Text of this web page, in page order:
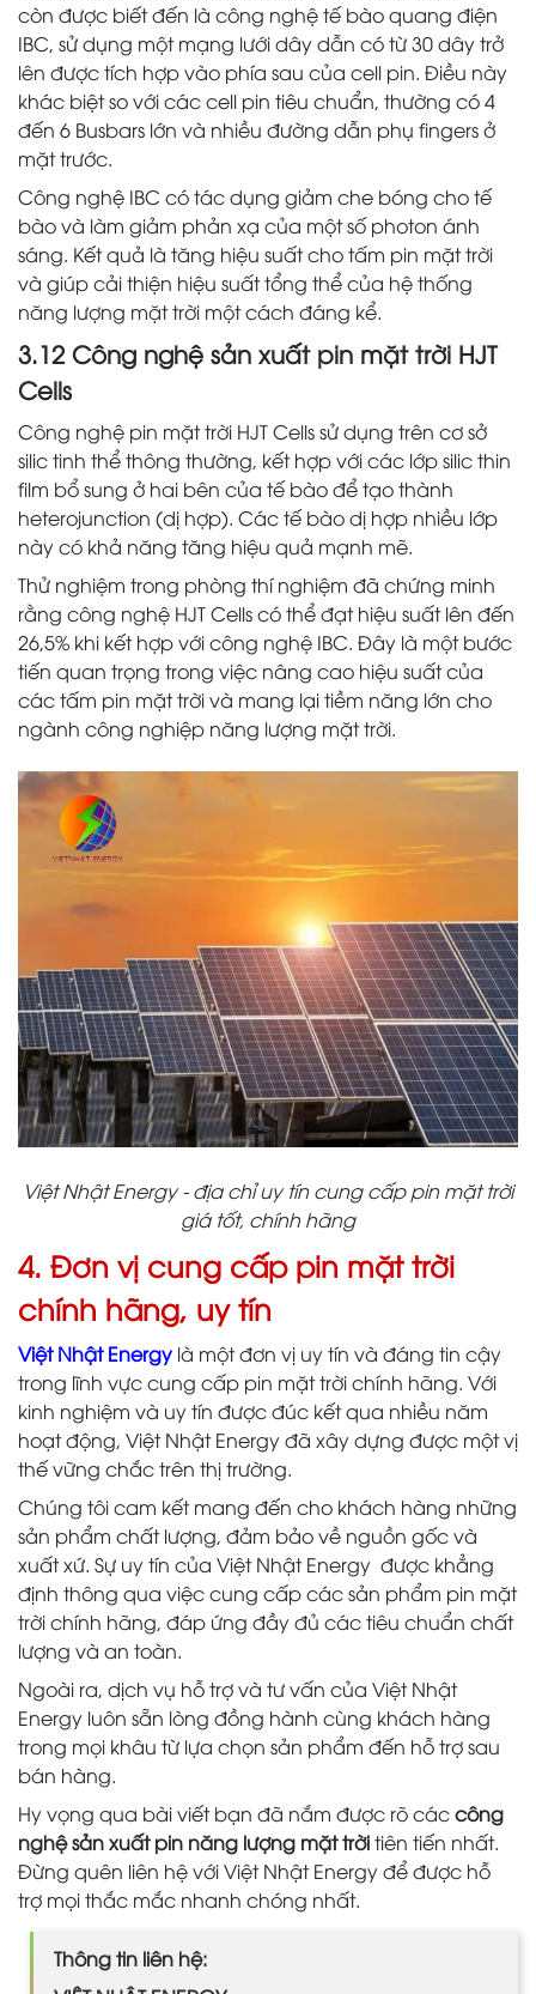
còn được biết đến là công nghệ tế bào quang điện
IBC, sử dụng một mạng lưới dây dẫn có từ 30 dây trở
lên được tích hợp vào phía sau của cell pin. Điều này
khác biệt so với các cell pin tiêu chuẩn, thường có 4
đến 6 Busbars lớn và nhiều đường dẫn phụ fingers ở
mặt trước.
Công nghệ IBC có tác dụng giảm che bóng cho tế
bào và làm giảm phản xạ của một số photon ánh
sáng. Kết quả là tăng hiệu suất cho tấm pin mặt trời
và giúp cải thiện hiệu suất tổng thể của hệ thống
năng lượng mặt trời một cách đáng kể.
3.12 Công nghệ sản xuất pin mặt trời HJT
Cells
Công nghệ pin mặt trời HJT Cells sử dụng trên cơ sở
silic tinh thể thông thường, kết hợp với các lớp silic thin
film bổ sung ở hai bên của tế bào để tạo thành
heterojunction (dị hợp). Các tế bào dị hợp nhiều lớp
này có khả năng tăng hiệu quả mạnh mẽ.
Thử nghiệm trong phòng thí nghiệm đã chứng minh
rằng công nghệ HJT Cells có thể đạt hiệu suất lên đến
26,5% khi kết hợp với công nghệ IBC. Đây là một bước
tiến quan trọng trong việc nâng cao hiệu suất của
các tấm pin mặt trời và mang lại tiềm năng lớn cho
ngành công nghiệp năng lượng mặt trời.
Việt Nhật Energy - địa chỉ uy tín cung cấp pin mặt trời
giá tốt, chính hãng
4. Đơn vị cung cấp pin mặt trời
chính hãng, uy tín
Việt Nhật Energy là một đơn vị uy tín và đáng tin cậy
trong lĩnh vực cung cấp pin mặt trời chính hãng. Với
kinh nghiệm và uy tín được đúc kết qua nhiều năm
hoạt động, Việt Nhật Energy đã xây dựng được một vị
thế vững chắc trên thị trường.
Chúng tôi cam kết mang đến cho khách hàng những
sản phẩm chất lượng, đảm bảo về nguồn gốc và
xuất xứ. Sự uy tín của Việt Nhật Energy được khẳng
định thông qua việc cung cấp các sản phẩm pin mặt
trời chính hãng, đáp ứng đầy đủ các tiêu chuẩn chất
lượng và an toàn.
Ngoài ra, dịch vụ hỗ trợ và tư vấn của Việt Nhật
Energy luôn sẵn lòng đồng hành cùng khách hàng
trong mọi khâu từ lựa chọn sản phẩm đến hỗ trợ sau
bán hàng.
Hy vọng qua bài viết bạn đã nắm được rõ cáccông
nghệ sản xuất pin năng lượng mặt trờitiên tiến nhất.
Đừng quên liên hệ với Việt Nhật Energy để được hỗ
trợ mọi thắc mắc nhanh chóng nhất.
Thông tin liên hệ: